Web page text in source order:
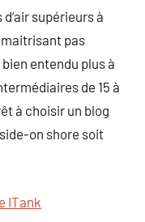
supérieurs à
pas
entendu plus à
de 15 à
à choisir un blog
on shore soit
ITank